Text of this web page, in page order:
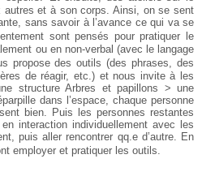
autres et à son corps. Ainsi, on se sent
sans savoir à l’avance ce qui va se
sont pensés pour pratiquer le
ou en non-verbal (avec le langage
propose des outils (des phrases, des
de réagir, etc.) et nous invite à les
structure Arbres et papillons > une
dans l’espace, chaque personne
bien. Puis les personnes restantes
interaction individuellement avec les
puis aller rencontrer qq.e d’autre. En
employer et pratiquer les outils.